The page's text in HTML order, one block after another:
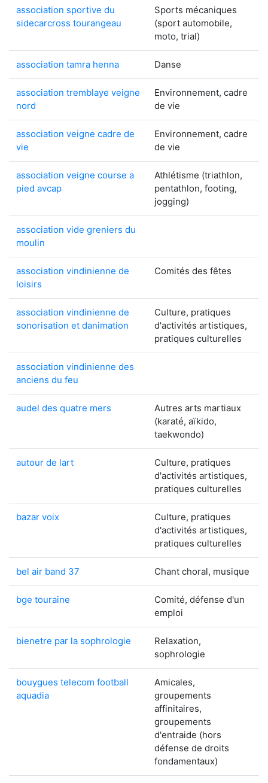
association sportive du
sidecarcross tourangeau
Sports mécaniques
(sport automobile,
moto, trial)
association tamra henna Danse
association tremblaye veigne
nord
Environnement, cadre
de vie
association veigne cadre de
vie
Environnement, cadre
de vie
association veigne course a
pied avcap
Athlétisme (triathlon,
pentathlon, footing,
jogging)
association vide greniers du
moulin
association vindinienne de
loisirs
Comités des fêtes
association vindinienne de
sonorisation et danimation
Culture, pratiques
d'activités artistiques,
pratiques culturelles
association vindinienne des
anciens du feu
audel des quatre mers
Autres arts martiaux
(karaté, aïkido,
taekwondo)
autour de lart
Culture, pratiques
d'activités artistiques,
pratiques culturelles
bazar voix
Culture, pratiques
d'activités artistiques,
pratiques culturelles
bel air band 37 Chant choral, musique
bge touraine
Comité, défense d'un
emploi
bienetre par la sophrologie
Relaxation,
sophrologie
bouygues telecom football
aquadia
Amicales,
groupements
affinitaires,
groupements
d'entraide (hors
défense de droits
fondamentaux)